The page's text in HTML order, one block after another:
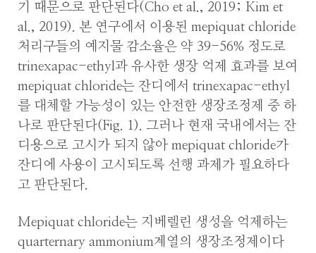
기 때문으로 판단된다(Cho et al., 2019; Kim et
al., 2019). 본 연구에서 이용된 mepiquat chloride
처리구들의 예지물 감소율은 약 39-56% 정도로
trinexapac-ethyl과 유사한 생장 억제 효과를 보여
mepiquat chloride는 잔디에서 trinexapac-ethyl
를 대체할 가능성이 있는 안전한 생장조정제 중 하
나로 판단된다(Fig. 1). 그러나 현재 국내에서는 잔
디용으로 고시가 되지 않아 mepiquat chloride가
잔디에 사용이 고시되도록 선행 과제가 필요하다
고 판단된다.
Mepiquat chloride는 지베렐린 생성을 억제하는
quarternary ammonium계열의 생장조정제이다